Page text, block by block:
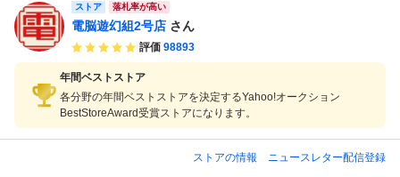
ストア 落札率が高い
電脳遊幻組2号店 さん
評価 98893
年間ベストストア
各分野の年間ベストストアを決定するYahoo!オークション
BestStoreAward受賞ストアになります。
ストアの情報 ニュースレター配信登録